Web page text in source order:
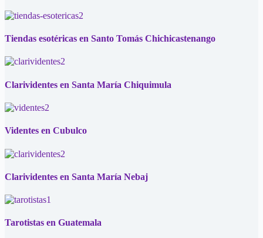
Tiendas esotéricas en Santo Tomás Chichicastenango
Clarividentes en Santa María Chiquimula
Videntes en Cubulco
Clarividentes en Santa María Nebaj
Tarotistas en Guatemala